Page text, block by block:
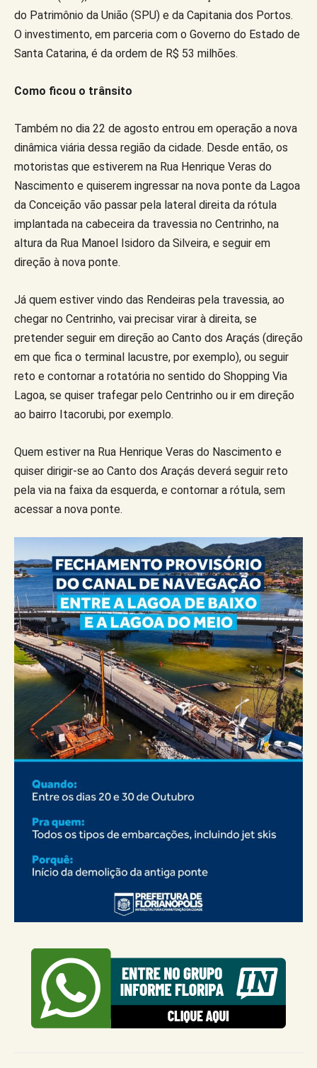
do Patrimônio da União (SPU) e da Capitania dos Portos.
O investimento, em parceria com o Governo do Estado de
Santa Catarina, é da ordem de R$ 53 milhões.
Como ficou o trânsito
Também no dia 22 de agosto entrou em operação a nova
dinâmica viária dessa região da cidade. Desde então, os
motoristas que estiverem na Rua Henrique Veras do
Nascimento e quiserem ingressar na nova ponte da Lagoa
da Conceição vão passar pela lateral direita da rótula
implantada na cabeceira da travessia no Centrinho, na
altura da Rua Manoel Isidoro da Silveira, e seguir em
direção à nova ponte.
Já quem estiver vindo das Rendeiras pela travessia, ao
chegar no Centrinho, vai precisar virar à direita, se
pretender seguir em direção ao Canto dos Araçás (direção
em que fica o terminal lacustre, por exemplo), ou seguir
reto e contornar a rotatória no sentido do Shopping Via
Lagoa, se quiser trafegar pelo Centrinho ou ir em direção
ao bairro Itacorubi, por exemplo.
Quem estiver na Rua Henrique Veras do Nascimento e
quiser dirigir-se ao Canto dos Araçás deverá seguir reto
pela via na faixa da esquerda, e contornar a rótula, sem
acessar a nova ponte.